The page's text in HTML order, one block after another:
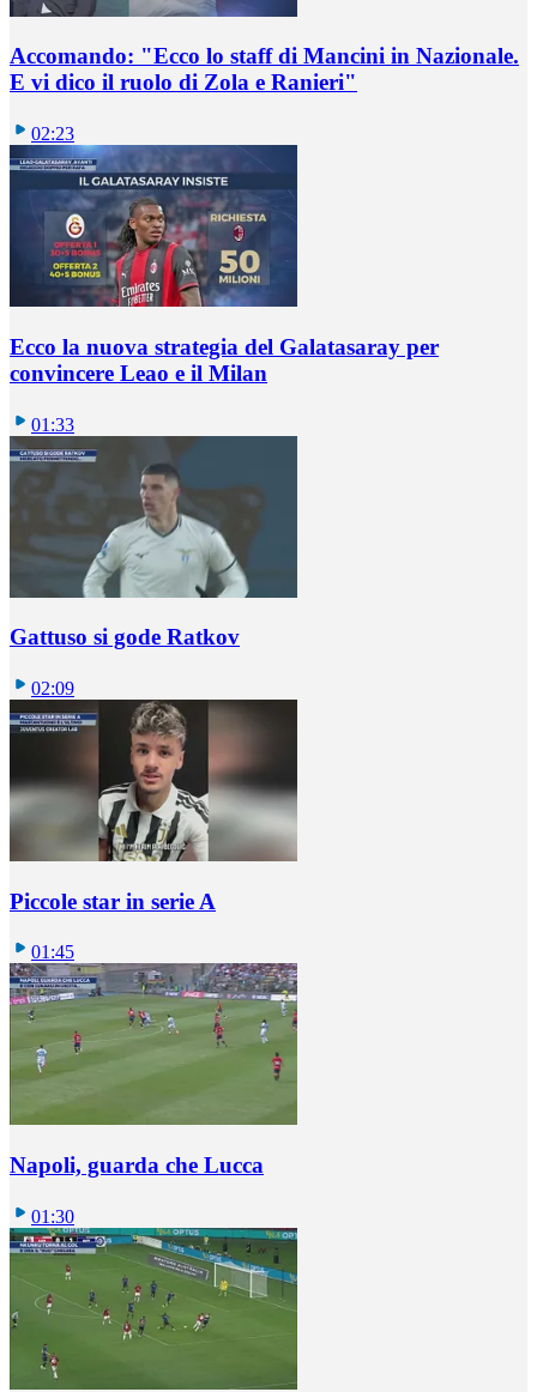
Accomando: "Ecco lo staff di Mancini in Nazionale.
E vi dico il ruolo di Zola e Ranieri"
02:23
Ecco la nuova strategia del Galatasaray per
convincere Leao e il Milan
01:33
Gattuso si gode Ratkov
02:09
Piccole star in serie A
01:45
Napoli, guarda che Lucca
01:30